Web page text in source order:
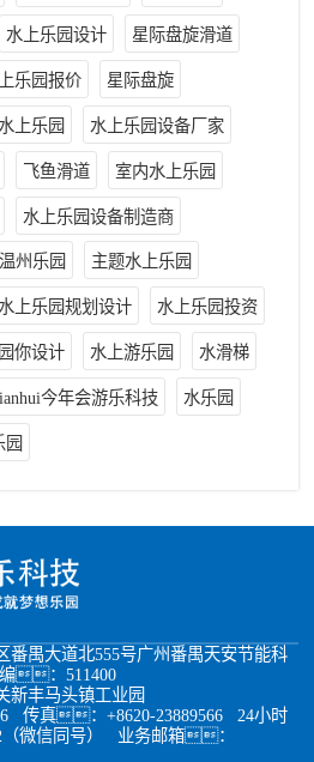
水上乐园设计 星际盘旋滑道
乐园报价 星际盘旋
上乐园 水上乐园设备厂家
飞鱼滑道 室内水上乐园
水上乐园设备制造商
温州乐园 主题水上乐园
上乐园规划设计 水上乐园投资
你设计 水上游乐园 水滑梯
今年会游乐科技 水乐园
园
禺大道北555号广州番禺天安节能科
编：511400
丰马头镇工业园
传真：+8620-23889566 24小时
（微信同号） 业务邮箱：